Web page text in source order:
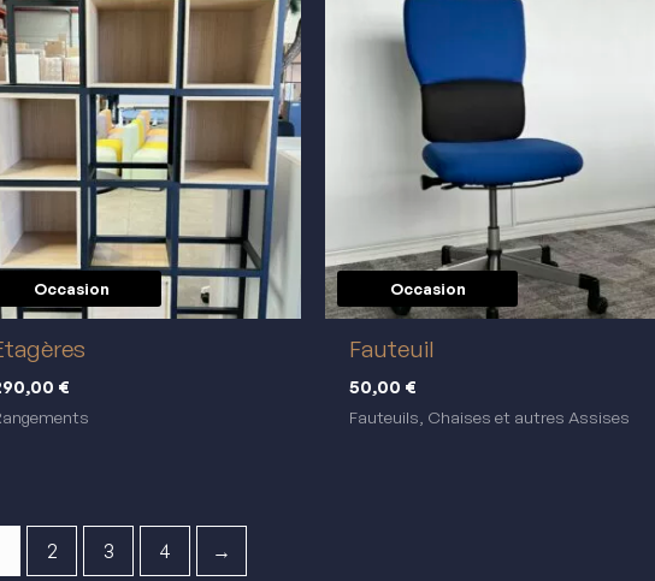
Occasion
réemploi
€
Occasion
réemploi
Fauteuil
50,00 €
Fauteuils, Chaises et autres Assises
2 3 4 →